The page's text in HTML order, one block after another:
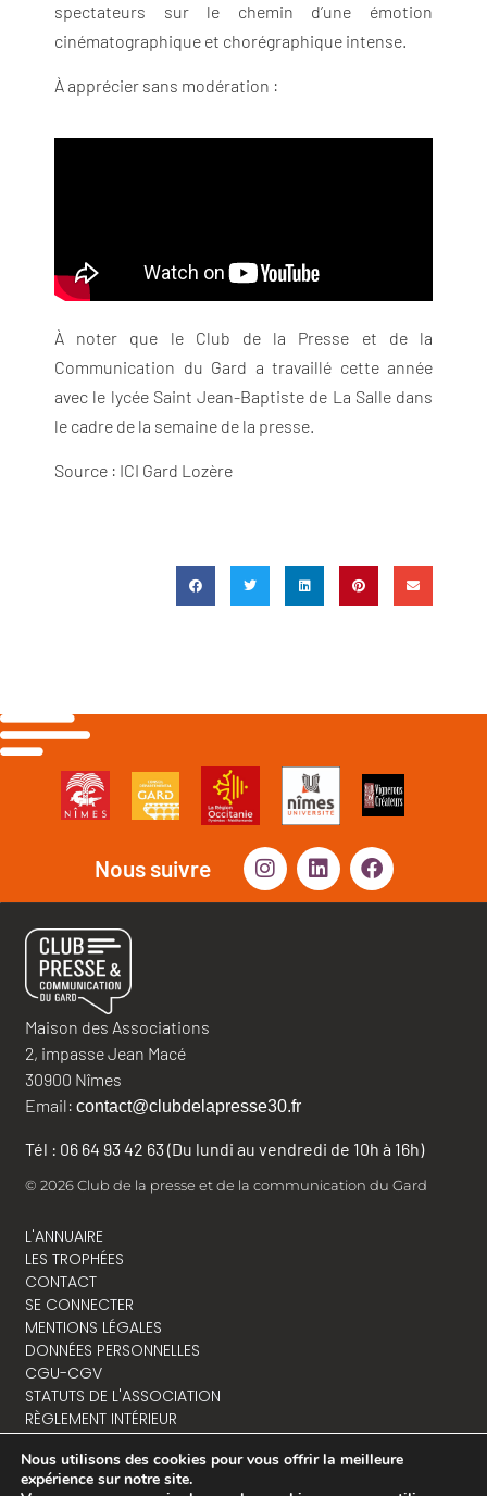
spectateurs sur le chemin d’une émotion
cinématographique et chorégraphique intense.
À apprécier sans modération :
À noter que le Club de la Presse et de la
Communication du Gard a travaillé cette année
avec le lycée Saint Jean-Baptiste de La Salle dans
le cadre de la semaine de la presse.
Source : ICI Gard Lozère
Nous suivre
Maison des Associations
2, impasse Jean Macé
30900 Nîmes
Email: contact@clubdelapresse30.fr
Tél : 06 64 93 42 63 (Du lundi au vendredi de 10h à 16h)
© 2026 Club de la presse et de la communication du Gard
L'ANNUAIRE
LES TROPHÉES
CONTACT
SE CONNECTER
MENTIONS LÉGALES
DONNÉES PERSONNELLES
CGU-CGV
STATUTS DE L'ASSOCIATION
RÈGLEMENT INTÉRIEUR
Nous utilisons des cookies pour vous offrir la meilleure
expérience sur notre site.